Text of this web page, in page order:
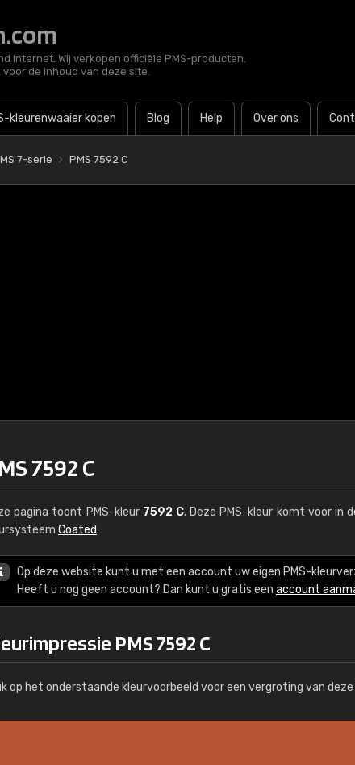
Internet. Wij verkopen officiële PMS-producten.
de inhoud van deze site.
kleurenwaaier kopen Blog Help Over ons
7-serie PMS 7592 C
7592 C
pagina toont PMS-kleur 7592 C. Deze PMS-kleur komt voor in
Coated.
Op deze website kunt u met een account uw eigen PMS-
Heeft u nog geen account? Dan kunt u gratis een account
PMS 7592 C
op het onderstaande kleurvoorbeeld voor een vergroting van deze